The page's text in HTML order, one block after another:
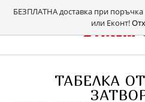
БЕЗПЛАТНА доставка при
или Еконт!
ТАБЕЛКА